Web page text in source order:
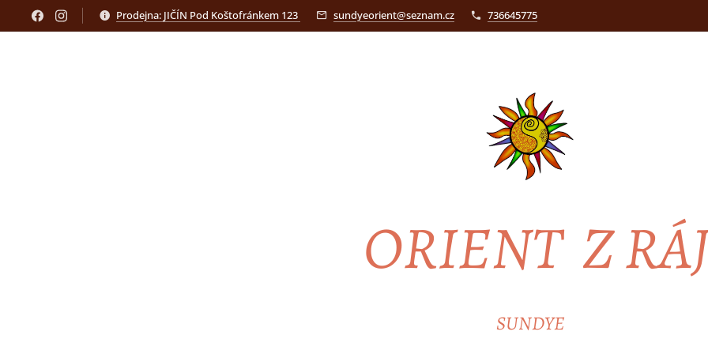
Prodejna: JIČÍN Pod Koštofránkem 123 sundyeorient@seznam.cz 736645775
ORIENT Z
SUNDYE